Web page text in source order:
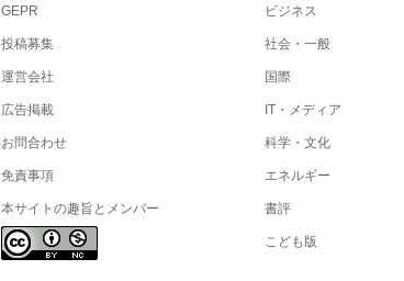
GEPR
投稿募集
運営会社
広告掲載
お問合わせ
免責事項
本サイトの趣旨とメンバー
ビジネス
社会・一般
国際
IT・メディア
科学・文化
エネルギー
書評
こども版